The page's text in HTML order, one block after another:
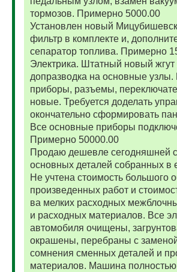
тормозов. Примерно 5000.00
Установлен новый
фильтр в комплекте и,
сепаратор топлива. Примерно
Электрика. Штатный новый
допразводка на основные узлы.
приборы, разъемы,
новые. Требуется доделать
окончательно сформировать
Все основные приборы
Примерно 50000.00
Продаю дешевле сегодняшней
основных деталей собранных в
Не учтена стоимость большого
произведенных работ и
ва мелких расходных
и расходных материалов. Все
автомобиля очищены,
окрашены, перебраны с
сомнения сменных деталей и
материалов. Машина